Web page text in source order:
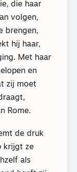
die haar
volgen,
brengen,
hij haar,
Met haar
en
zij moet
Rome.
de druk
krijgt ze
als